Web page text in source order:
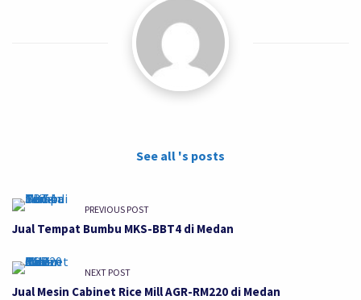
See all 's posts
PREVIOUS POST
Jual Tempat Bumbu MKS-BBT4 di Medan
NEXT POST
Jual Mesin Cabinet Rice Mill AGR-RM220 di Medan